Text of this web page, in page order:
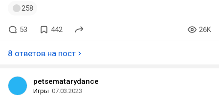
258
53 442 26K
8 ответов на пост
petsematarydance
Игры 07.03.2023